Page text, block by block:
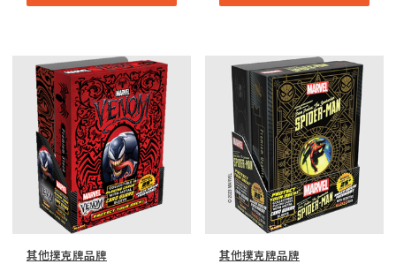
其他撲克牌品牌 其他撲克牌品牌